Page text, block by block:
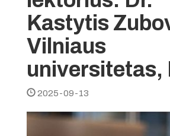
Kastytis
Vilniaus
universitetas,
2025-09-13